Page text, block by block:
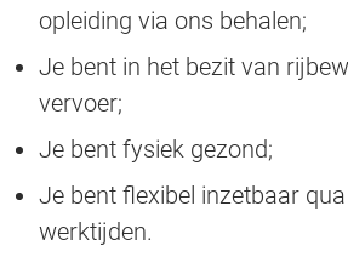
opleiding via ons behalen;
Je bent in het bezit van
vervoer;
Je bent fysiek gezond;
Je bent flexibel inzetbaar
werktijden.